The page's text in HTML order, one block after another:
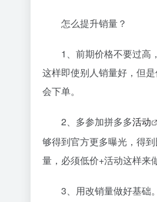
怎么提升销量？
1、前期价格不要过高
这样即使别人销量好，但
会下单。
2、多参加拼多多活动
够得到官方更多曝光，得
量，必须低价+活动这样来做
3、用改销量做好基础